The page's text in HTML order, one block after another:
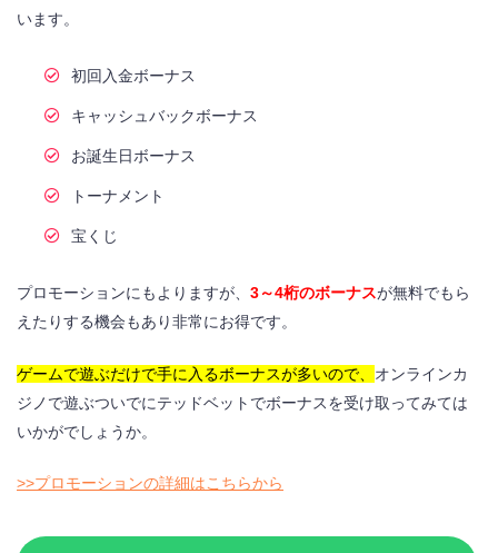
います。
初回入金ボーナス
キャッシュバックボーナス
お誕生日ボーナス
トーナメント
宝くじ
プロモーションにもよりますが、 3～4桁のボーナスが無料でもら
えたりする機会もあり非常にお得です。
ゲームで遊ぶだけで手に入るボーナスが多いので、 オンラインカ
ジノで遊ぶついでにテッドベットでボーナスを受け取ってみては
いかがでしょうか。
>>プロモーションの詳細はこちらから